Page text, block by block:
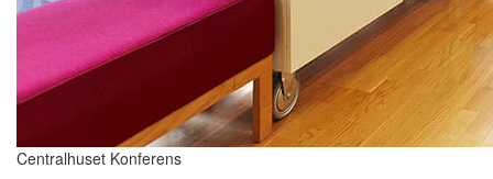
Centralhuset Konferens